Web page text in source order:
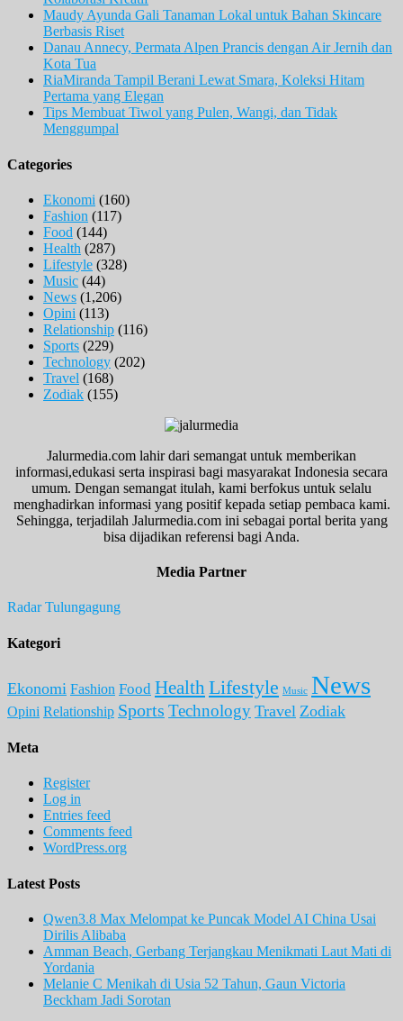
Maudy Ayunda Gali Tanaman Lokal untuk Bahan Skincare
Berbasis Riset
Danau Annecy, Permata Alpen Prancis dengan Air Jernih dan
Kota Tua
RiaMiranda Tampil Berani Lewat Smara, Koleksi Hitam
Pertama yang Elegan
Tips Membuat Tiwol yang Pulen, Wangi, dan Tidak
Menggumpal
Categories
Ekonomi (160)
Fashion (117)
Food (144)
Health (287)
Lifestyle (328)
Music (44)
News (1,206)
Opini (113)
Relationship (116)
Sports (229)
Technology (202)
Travel (168)
Zodiak (155)
Jalurmedia.com lahir dari semangat untuk memberikan
informasi,edukasi serta inspirasi bagi masyarakat Indonesia secara
umum. Dengan semangat itulah, kami berfokus untuk selalu
menghadirkan informasi yang positif kepada setiap pembaca kami.
Sehingga, terjadilah Jalurmedia.com ini sebagai portal berita yang
bisa dijadikan referensi bagi Anda.
Media Partner
Radar Tulungagung
Kategori
Ekonomi Fashion Food Health Lifestyle Music News
Opini Relationship Sports Technology Travel Zodiak
Meta
Register
Log in
Entries feed
Comments feed
WordPress.org
Latest Posts
Qwen3.8 Max Melompat ke Puncak Model AI China Usai
Dirilis Alibaba
Amman Beach, Gerbang Terjangkau Menikmati Laut Mati di
Yordania
Melanie C Menikah di Usia 52 Tahun, Gaun Victoria
Beckham Jadi Sorotan